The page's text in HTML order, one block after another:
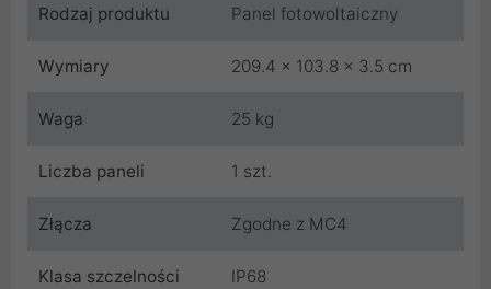
Rodzaj produktu Panel fotowoltaiczny
Wymiary 209.4 x 103.8 x 3.5 cm
Waga 25 kg
Liczba paneli 1 szt.
Złącza Zgodne z MC4
Klasa szczelności IP68